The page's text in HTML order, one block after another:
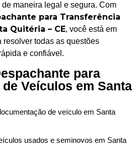
maneira legal e segura. Com
para Transferência
Quitéria – CE, você está em
resolver todas as questões
e confiável.
para
Veículos em Santa
de veículo em Santa
usados e seminovos em Santa